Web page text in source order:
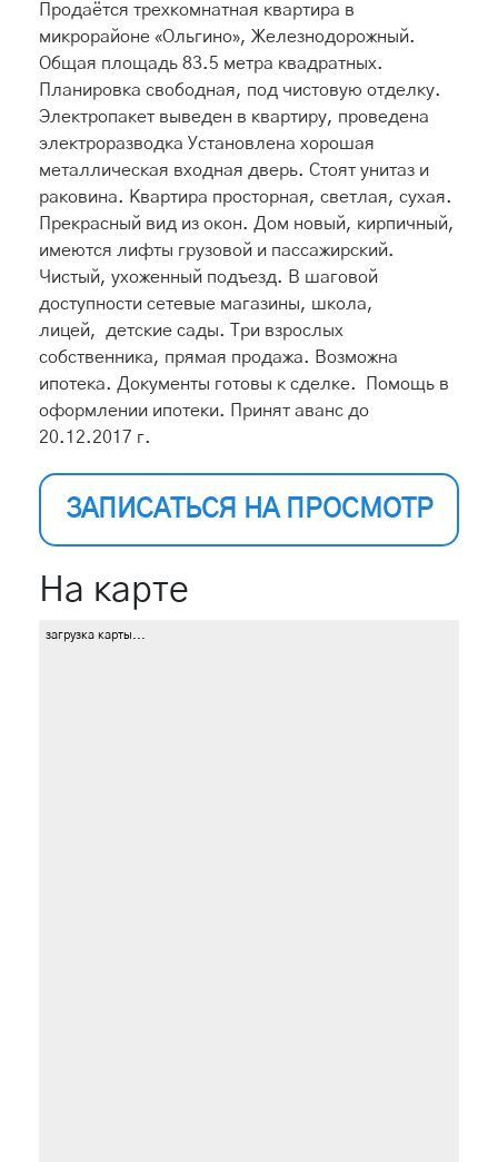
Продаётся трехкомнатная квартира в
микрорайоне «Ольгино», Железнодорожный.
Общая площадь 83.5 метра квадратных.
Планировка свободная, под чистовую отделку.
Электропакет выведен в квартиру, проведена
электроразводка Установлена хорошая
металлическая входная дверь. Стоят унитаз и
раковина. Квартира просторная, светлая, сухая.
Прекрасный вид из окон. Дом новый, кирпичный,
имеются лифты грузовой и пассажирский.
Чистый, ухоженный подъезд. В шаговой
доступности сетевые магазины, школа,
лицей, детские сады. Три взрослых
собственника, прямая продажа. Возможна
ипотека. Документы готовы к сделке. Помощь в
оформлении ипотеки. Принят аванс до
20.12.2017 г.
ЗАПИСАТЬСЯ НА ПРОСМОТР
На карте
загрузка карты...